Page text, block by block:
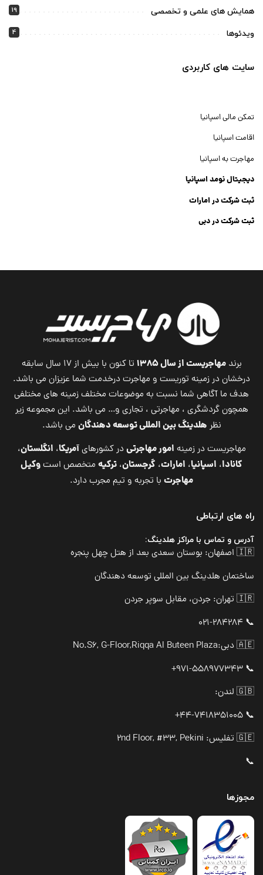
همایش های علمی و تخصصی 19
ویدئوها 4
سایت های کاربردی
تمکن مالی اسپانیا
اقامت اسپانیا
مهاجرت به اسپانیا
دیجیتال نومد اسپانیا
ثبت شرکت در امارات
ثبت شرکت در دبی
برندمهاجریست از سال ۱۳۸۵
تا کنون با بیش از ۱۷ سال سابقه
درخشان در زمینه توریست و مهاجرت درخدمت شما عزیزان می باشد.
هدف ما آگاهی شما نسبت به موضوعات مختلف زمینه های مختلفی
همچون گردشگری ، مهاجرتی ، تجاری و… می باشد. این مجموعه زیر
نظر هلدینگ بین المللی توسعه دهندگان می باشد.
مهاجریست در زمینه امور مهاجرتیدر کشورهایآمریکا، انگلستان،
کانادا، اسپانیا، امارات، گرجستان، ترکیه متخصص استوکیل
مهاجرت با تجربه و تیم مجرب دارد.
راه های ارتباطی
آدرس و تماس با مراکز هلدینگ:
🇮🇷 اصفهان: بوستان سعدی بعد از هتل چهل پنجره
ساختمان هلدینگ بین المللی توسعه دهندگان
🇮🇷 تهران: جردن، مقابل سوپر جردن
📞 021-284284
🇦🇪 دبی:
No.S6, G-Floor,Riqqa Al Buteen Plaza
📞 971-558977343+
🇬🇧 لندن:
📞 44-7418351005+
🇬🇪 تفلیس: 2nd Floor, #33, Pekini
📞
مجوزها